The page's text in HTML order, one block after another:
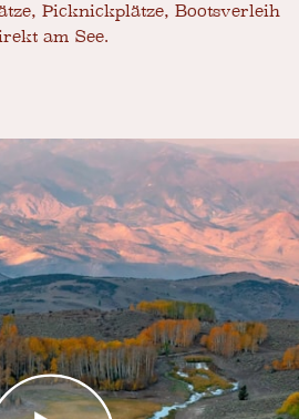
Picknickplätze, Bootsverleih
am See.